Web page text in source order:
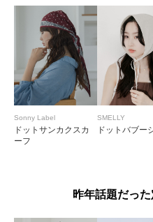
Sonny Label
ドットサンカクスカ
ーフ
SMELLY
ドットバブー
昨年話題だっ